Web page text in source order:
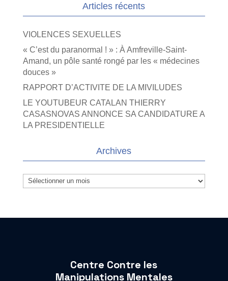
Articles récents
VIOLENCES SEXUELLES
« C’est du paranormal ! » : À Amfreville-Saint-
Amand, un pôle santé rongé par les « médecines
douces »
RAPPORT D’ACTIVITE DE LA MIVILUDES
LE YOUTUBEUR CATALAN THIERRY
CASASNOVAS ANNONCE SA CANDIDATURE A
LA PRESIDENTIELLE
Archives
Archives
Centre Contre les
Manipulations Mentales